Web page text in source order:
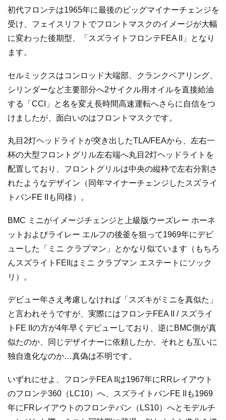
初代フロンテは1965年に最後のビッグマイナーチェンジを
受け、フェイスリフトでフロントマスクのイメージが大幅
に変わった後期型、「スズライトフロンテFEA II」となり
ます。
セルミックスはコンロッド大端部、クランクベアリング、
シリンダーなど主要部分へ2サイクル用オイルを直接給油
する「CCI」と名を変え長時間高速運転へさらに自信をつ
けましたが、面白いのはフロントマスクです。
丸目2灯ヘッドライトが突き出したTLA/FEAから、左右一
杯の大型フロントグリル左右端へ丸目2灯ヘッドライトを
配置しており、フロントグリルは中央の縦枠で左右分割さ
れたようなデザイン（同年マイナーチェンジしたスズライ
トバンFE IIも同様）。
BMC ミニがイメージチェンジと上級版ウーズレー ホーネ
ットおよびライレー エルフの後釜を狙って1969年にデビ
ューした「ミニ クラブマン」とかなり似ています（もちろ
んスズライトFEIIはミニ クラブマン エステートにソック
リ）。
デビュー年さえ考慮しなければ「スズキがミニを真似た」
と言われそうですが、実際にはフロンテFEA II / スズライ
トFE IIの方が4年早くデビューしており、逆にBMC側が真
似たのか、同じデザイナーに依頼したか、それとも互いに
独自進化なのか…真偽は不明です。
いずれにせよ、フロンテFEA IIは1967年にRRレイアウト
のフロンテ360（LC10）へ、スズライトバンFE IIも1969
年にFRレイアウトのフロンテバン（LS10）へとモデルチ